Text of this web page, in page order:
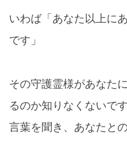
いわば「あなた以上に
です」
その守護霊様があなた
るのか知りなくないで
言葉を聞き、あなたと